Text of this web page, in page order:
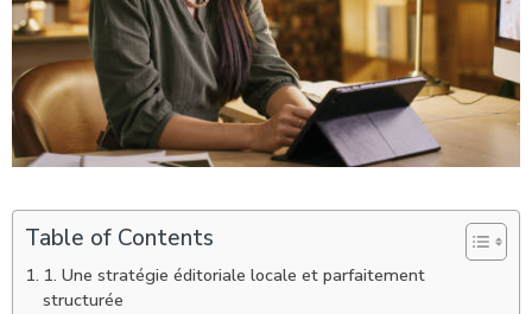
Table of Contents
1. Une stratégie éditoriale locale et parfaitement
structurée